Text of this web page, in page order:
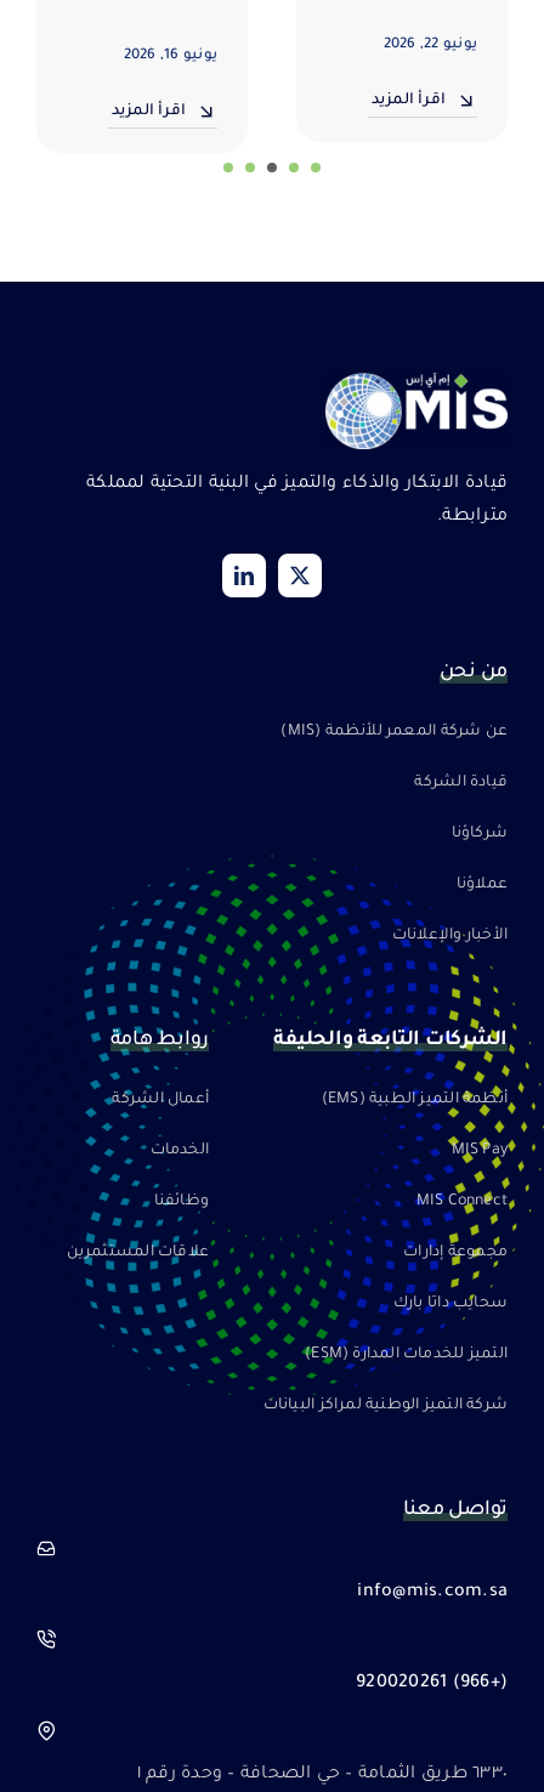
يونيو 22, 2026
اقرأ المزيد
يونيو 16, 2026
اقرأ المزيد
قيادة الابتكار والذكاء والتميز في البنية التحتية لمملكة
مترابطة.
من نحن
عن شركة المعمر للأنظمة (MIS)
قيادة الشركة
شركاؤنا
عملاؤنا
الأخبار والإعلانات
الشركات التابعة والحليفة
أنظمة التميز الطبية (EMS)
MIS Pay
MIS Connect
مجموعة إدارات
سحايب داتا بارك
التميز للخدمات المدارة (ESM)
شركة التميز الوطنية لمراكز البيانات
روابط هامة
أعمال الشركة
الخدمات
وظائفنا
علاقات المستثمرين
تواصل معنا
info@mis.com.sa
(+966) 920020261
٦٣٣٠ طريق الثمامة – حي الصحافة – وحدة رقم ١